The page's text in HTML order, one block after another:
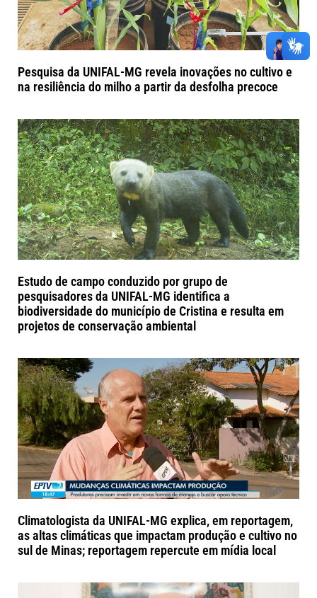
Pesquisa da UNIFAL-MG revela inovações no cultivo e
na resiliência do milho a partir da desfolha precoce
Estudo de campo conduzido por grupo de
pesquisadores da UNIFAL-MG identifica a
biodiversidade do município de Cristina e resulta em
projetos de conservação ambiental
Climatologista da UNIFAL-MG explica, em reportagem,
as altas climáticas que impactam produção e cultivo no
sul de Minas; reportagem repercute em mídia local